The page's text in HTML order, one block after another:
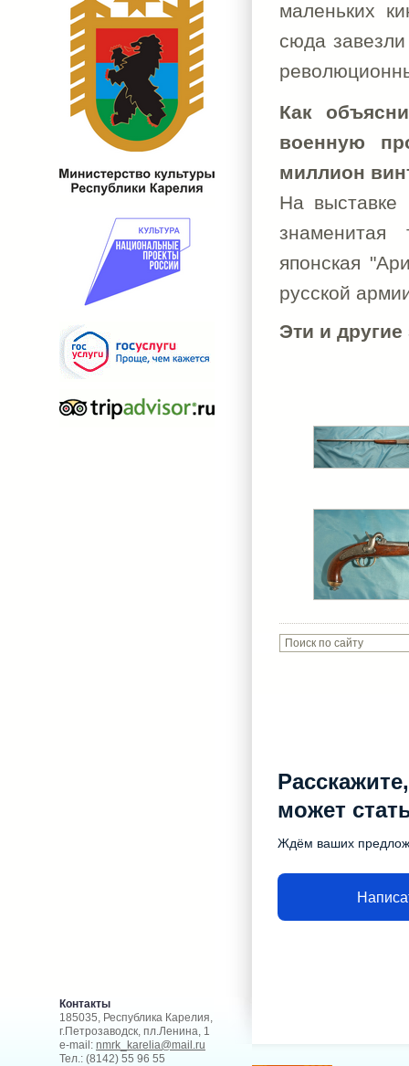
маленьких
сюда
Как
военную
миллион
На выставке
знаменитая
японская
русской
Эти и
может
Ждём ваших
Контакты
185035, Республика Карелия,
г.Петрозаводск, пл.Ленина, 1
e-mail: nmrk_karelia@mail.ru
Тел.: (8142) 55 96 55